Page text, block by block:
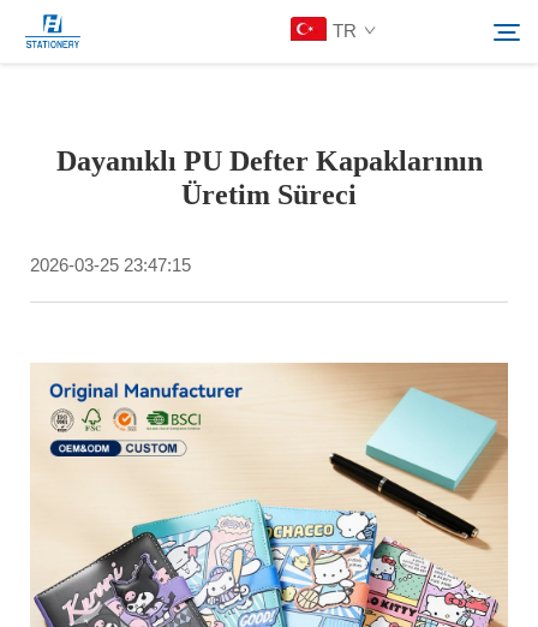
TR
Ürünler
Kaynaklar
Bize Ulaşın
Ara
Dayanıklı PU Defter Kapaklarının
Üretim Süreci
2026-03-25 23:47:15